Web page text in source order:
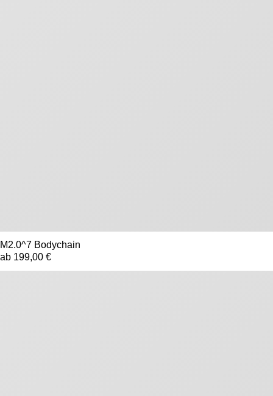
M2.0^7 Bodychain
ab 199,00 €